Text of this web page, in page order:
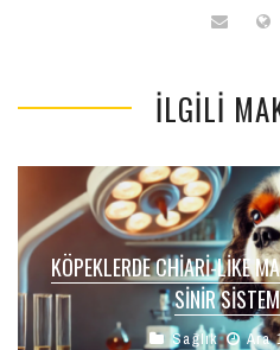
İLGILI
KÖPEKLERDE CHIARI-LIKE
SINIR
Sağlık Ara